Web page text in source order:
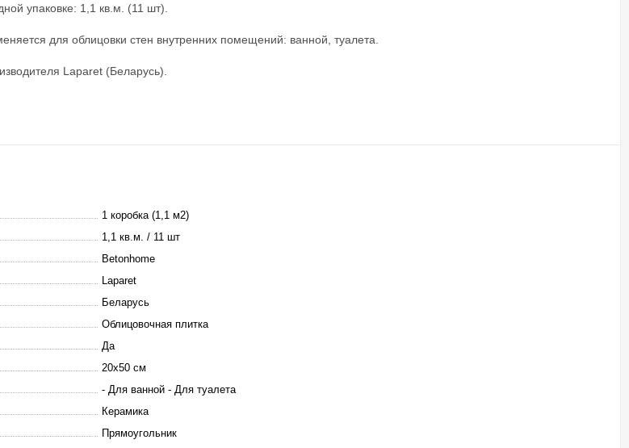
упаковке: 1,1 кв.м. (11 шт).
для облицовки стен внутренних помещений: ванной, туалета.
Laparet (Беларусь).
1 коробка (1,1 м2)
1,1 кв.м. / 11 шт
Betonhome
Laparet
Беларусь
Облицовочная плитка
Да
20х50 см
- Для ванной - Для туалета
Керамика
Прямоугольник